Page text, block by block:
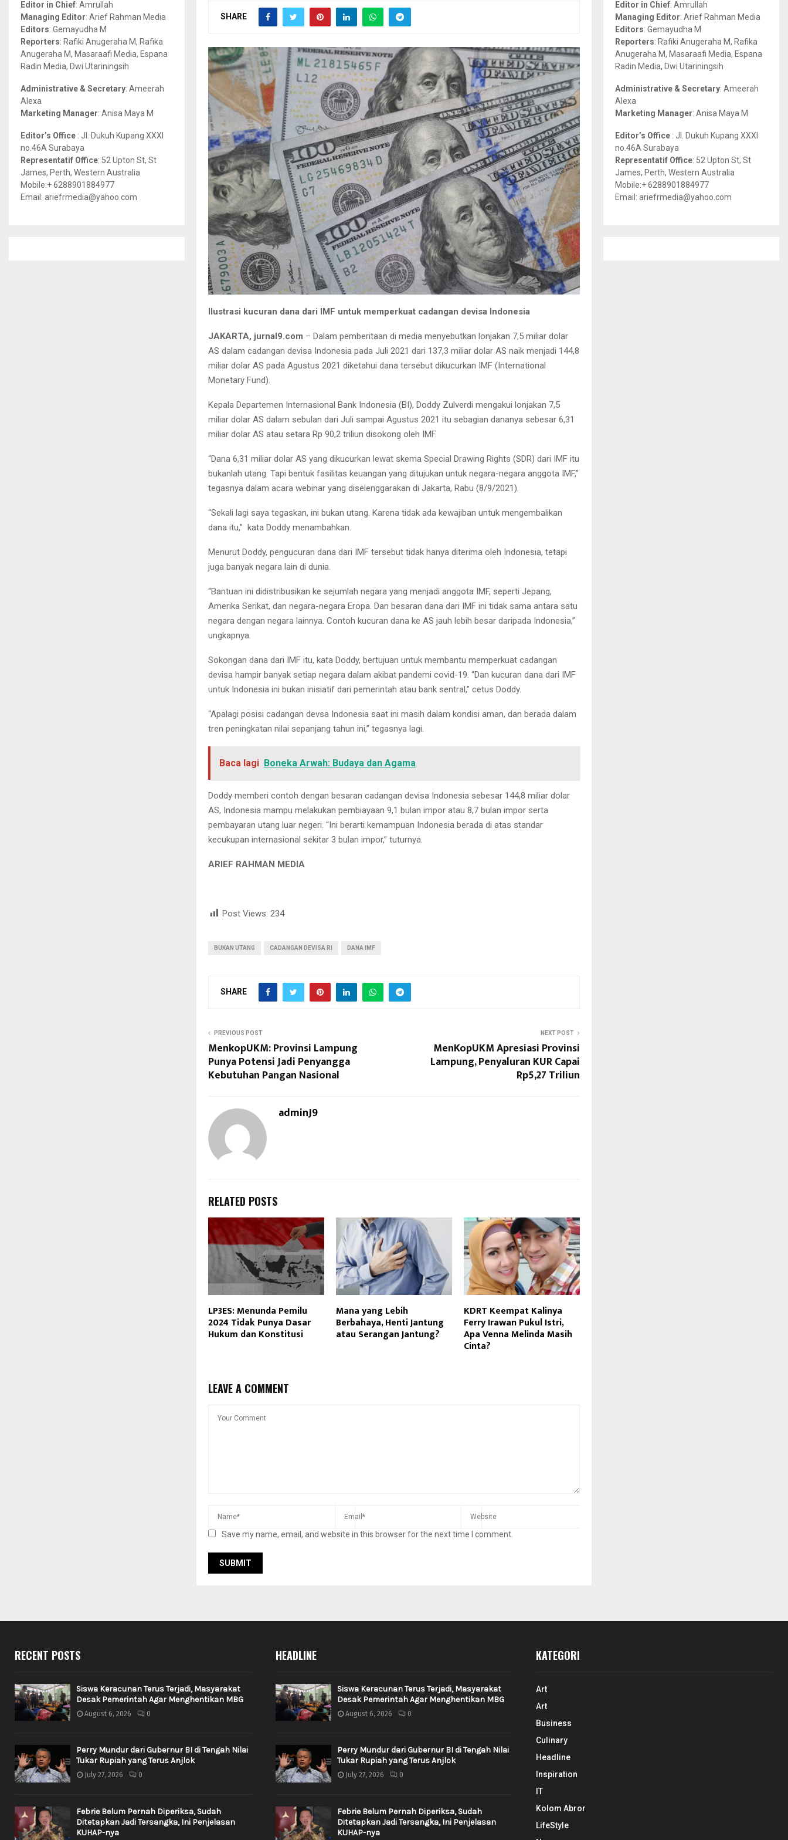
SHARE
Ilustrasi kucuran dana dari IMF untuk memperkuat cadangan devisa Indonesia
JAKARTA, jurnal9.com – Dalam pemberitaan di media menyebutkan lonjakan 7,5 miliar dolar
AS dalam cadangan devisa Indonesia pada Juli 2021 dari 137,3 miliar dolar AS naik menjadi 144,8
miliar dolar AS pada Agustus 2021 diketahui dana tersebut dikucurkan IMF (International
Monetary Fund).
Kepala Departemen Internasional Bank Indonesia (BI), Doddy Zulverdi mengakui lonjakan 7,5
miliar dolar AS dalam sebulan dari Juli sampai Agustus 2021 itu sebagian dananya sebesar 6,31
miliar dolar AS atau setara Rp 90,2 triliun disokong oleh IMF.
“Dana 6,31 miliar dolar AS yang dikucurkan lewat skema Special Drawing Rights (SDR) dari IMF itu
bukanlah utang. Tapi bentuk fasilitas keuangan yang ditujukan untuk negara-negara anggota IMF,”
tegasnya dalam acara webinar yang diselenggarakan di Jakarta, Rabu (8/9/2021).
“Sekali lagi saya tegaskan, ini bukan utang. Karena tidak ada kewajiban untuk mengembalikan
dana itu,” kata Doddy menambahkan.
Menurut Doddy, pengucuran dana dari IMF tersebut tidak hanya diterima oleh Indonesia, tetapi
juga banyak negara lain di dunia.
“Bantuan ini didistribusikan ke sejumlah negara yang menjadi anggota IMF, seperti Jepang,
Amerika Serikat, dan negara-negara Eropa. Dan besaran dana dari IMF ini tidak sama antara satu
negara dengan negara lainnya. Contoh kucuran dana ke AS jauh lebih besar daripada Indonesia,”
ungkapnya.
Sokongan dana dari IMF itu, kata Doddy, bertujuan untuk membantu memperkuat cadangan
devisa hampir banyak setiap negara dalam akibat pandemi covid-19. “Dan kucuran dana dari IMF
untuk Indonesia ini bukan inisiatif dari pemerintah atau bank sentral,” cetus Doddy.
“Apalagi posisi cadangan devsa Indonesia saat ini masih dalam kondisi aman, dan berada dalam
tren peningkatan nilai sepanjang tahun ini,” tegasnya lagi.
Baca lagi Boneka Arwah: Budaya dan Agama
Doddy memberi contoh dengan besaran cadangan devisa Indonesia sebesar 144,8 miliar dolar
AS, Indonesia mampu melakukan pembiayaan 9,1 bulan impor atau 8,7 bulan impor serta
pembayaran utang luar negeri. “Ini berarti kemampuan Indonesia berada di atas standar
kecukupan internasional sekitar 3 bulan impor,” tuturnya.
ARIEF RAHMAN MEDIA
Post Views: 234
BUKAN UTANG CADANGAN DEVISA RI DANA IMF
SHARE
PREVIOUS POST
MenkopUKM: Provinsi Lampung
Punya Potensi Jadi Penyangga
Kebutuhan Pangan Nasional
NEXT POST
MenKopUKM Apresiasi Provinsi
Lampung, Penyaluran KUR Capai
Rp5,27 Triliun
adminJ9
RELATED POSTS
LP3ES: Menunda Pemilu
2024 Tidak Punya Dasar
Hukum dan Konstitusi
Mana yang Lebih
Berbahaya, Henti Jantung
atau Serangan Jantung?
KDRT Keempat Kalinya
Ferry Irawan Pukul Istri,
Apa Venna Melinda Masih
Cinta?
LEAVE A COMMENT
Save my name, email, and website in this browser for the next time I comment.
r
:
R
H
Editor in Chief: Amrullah
Managing Editor: Arief Rahman Media
Editors: Gemayudha M
Reporters: Rafiki Anugeraha M, Rafika
Anugeraha M, Masaraafi Media, Espana
Radin Media, Dwi Utariningsih
Administrative & Secretary: Ameerah
Alexa
Marketing Manager: Anisa Maya M
Editor’s Office : Jl. Dukuh Kupang XXXI
no.46A Surabaya
Representatif Office: 52 Upton St, St
James, Perth, Western Australia
Mobile:+ 6288901884977
Email: ariefrmedia@yahoo.com
r
:
R
H
Editor in Chief: Amrullah
Managing Editor: Arief Rahman Media
Editors: Gemayudha M
Reporters: Rafiki Anugeraha M, Rafika
Anugeraha M, Masaraafi Media, Espana
Radin Media, Dwi Utariningsih
Administrative & Secretary: Ameerah
Alexa
Marketing Manager: Anisa Maya M
Editor’s Office : Jl. Dukuh Kupang XXXI
no.46A Surabaya
Representatif Office: 52 Upton St, St
James, Perth, Western Australia
Mobile:+ 6288901884977
Email: ariefrmedia@yahoo.com
RECENT POSTS
Siswa Keracunan Terus Terjadi, Masyarakat
Desak Pemerintah Agar Menghentikan MBG
August 6, 2026 0
Perry Mundur dari Gubernur BI di Tengah Nilai
Tukar Rupiah yang Terus Anjlok
July 27, 2026 0
Febrie Belum Pernah Diperiksa, Sudah
Ditetapkan Jadi Tersangka, Ini Penjelasan
KUHAP-nya
HEADLINE
Siswa Keracunan Terus Terjadi, Masyarakat
Desak Pemerintah Agar Menghentikan MBG
August 6, 2026 0
Perry Mundur dari Gubernur BI di Tengah Nilai
Tukar Rupiah yang Terus Anjlok
July 27, 2026 0
Febrie Belum Pernah Diperiksa, Sudah
Ditetapkan Jadi Tersangka, Ini Penjelasan
KUHAP-nya
KATEGORI
Art
Art
Business
Culinary
Headline
Inspiration
IT
Kolom Abror
LifeStyle